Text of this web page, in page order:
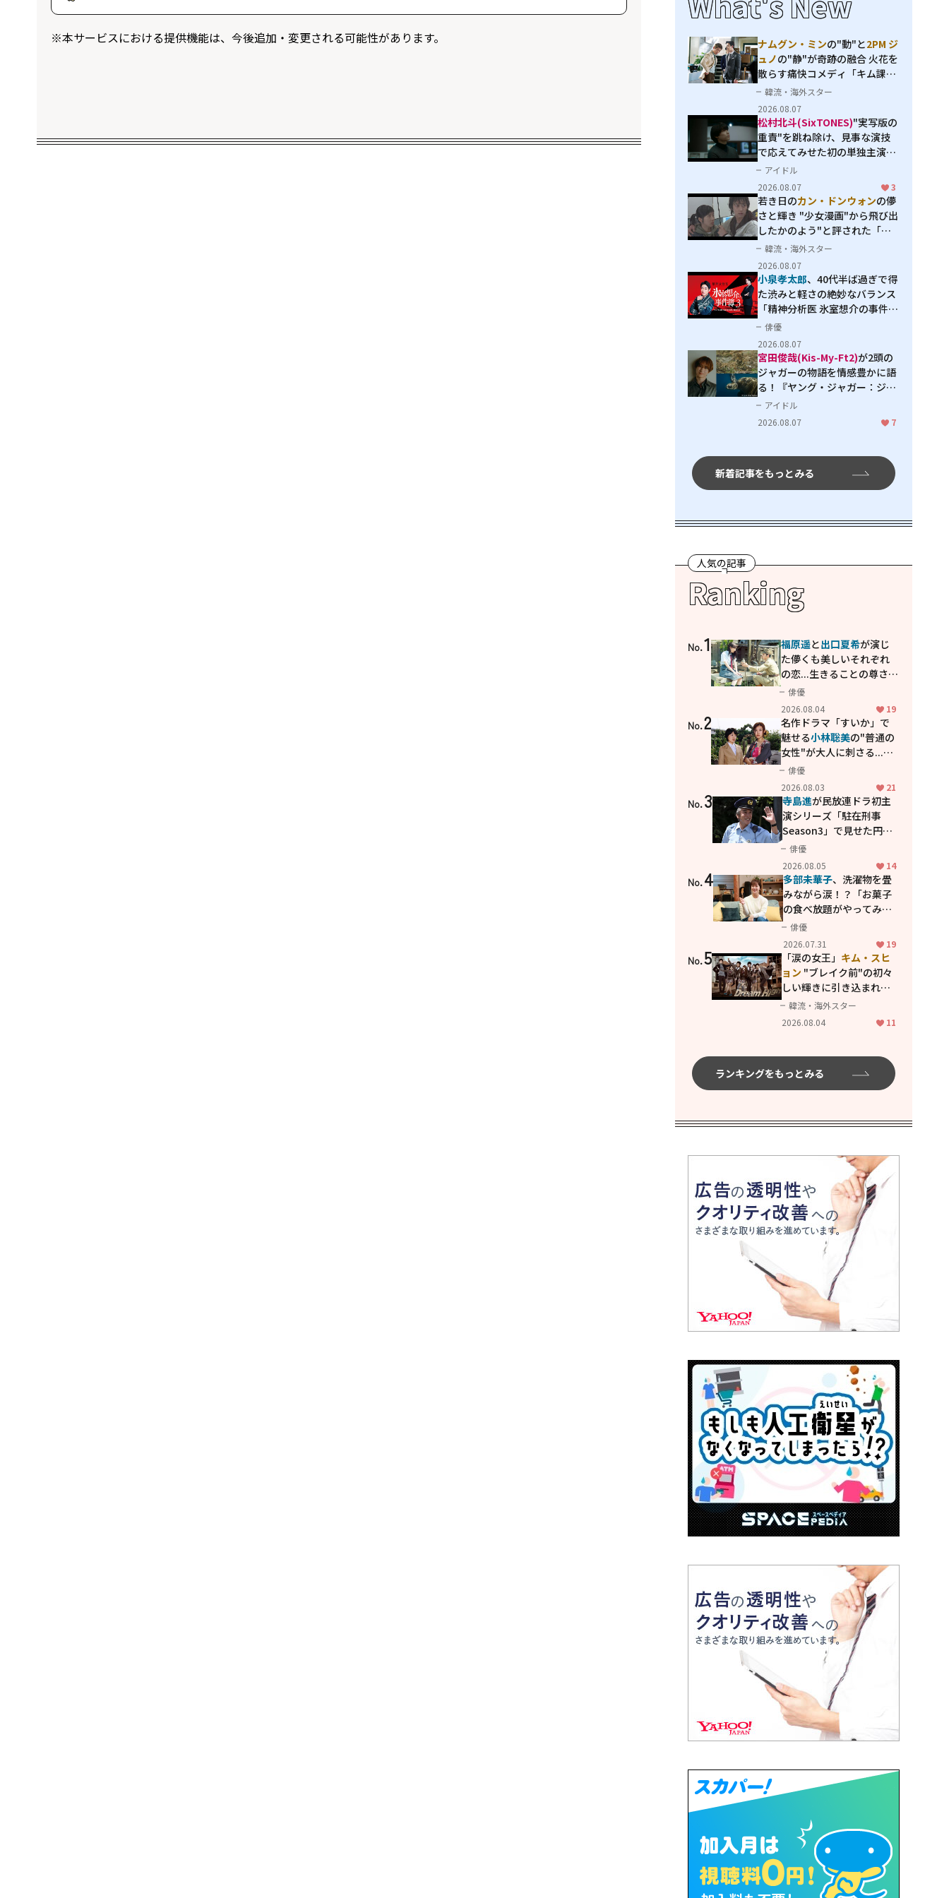
ログインユーザー限定のプレゼントに応募することができます。また、ログイン限定記事を閲覧
することができます。
※本サービスにおける提供機能は、今後追加・変更される可能性があります。 ナムグン・ミンの"動"と2PM ジ
ュノの"静"が奇跡の融合 火花を
散らす痛快コメディ「キム課長
とソ理事～Bravo! Your Life
～」
韓流・海外スター
2026.08.07
松村北斗(SixTONES)"実写版の
重責"を跳ね除け、見事な演技
で応えてみせた初の単独主演映
画「秒速5センチメートル」
アイドル
2026.08.07
3
若き日のカン・ドンウォンの儚
さと輝き "少女漫画"から飛び出
したかのよう"と評された「オ
オカミの誘惑」
韓流・海外スター
2026.08.07
小泉孝太郎、40代半ば過ぎで得
た渋みと軽さの絶妙なバランス
「精神分析医 氷室想介の事件簿
３」で見せる進化
俳優
2026.08.07
宮田俊哉(Kis-My-Ft2)が2頭の
ジャガーの物語を情感豊かに語
る！『ヤング・ジャガー：ジャ
ングル王への道』『ジャガーと
ウミガメの物語：熱帯林の守護
アイドル
2026.08.07
7
新着記事をもっとみる
人気の記事
Ranking
No.1 福原遥と出口夏希が演じ
た儚くも美しいそれぞれ
の恋...生きることの尊さを
教えてくれた映画「あの
花が咲く丘で、君とまた出
会えたら。」
俳優
2026.08.04
19
No.2
名作ドラマ「すいか」で
魅せる小林聡美の"普通の
女性"が大人に刺さる...映
画「かもめ食堂」にも通
じる静かな芝居
俳優
2026.08.03
21
No.3 寺島進が民放連ドラ初主
演シリーズ「駐在刑事
Season3」で見せた円熟
の演技
俳優
2026.08.05
14
No.4 多部未華子、洗濯物を畳
みながら涙！？「お菓子
の食べ放題がやってみた
い」ハンディファン4台の
暑さ対策も明かす
俳優
2026.07.31
19
No.5 「涙の女王」 キム・スヒ
ョン "ブレイク前"の初々
しい輝きに引き込まれ
る...2PM テギョン
共演の青春名作「ドリー
韓流・海外スター
2026.08.04
11
ランキングをもっとみる